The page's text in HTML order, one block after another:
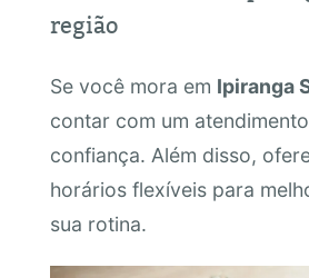
região
Se você mora em Ipiranga
contar com um
confiança. Além disso,
horários flexíveis para
sua rotina.